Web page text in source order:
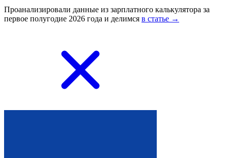
Проанализировали данные из зарплатного калькулятора за
первое полугодие 2026 года и делимся в статье →